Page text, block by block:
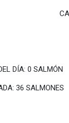
RÍO
DÍA: 0 SALMÓN
36 SALMONES